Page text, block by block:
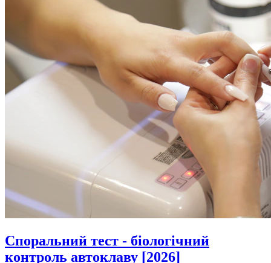
Споральний тест - біологічний
контроль автоклаву [2026]